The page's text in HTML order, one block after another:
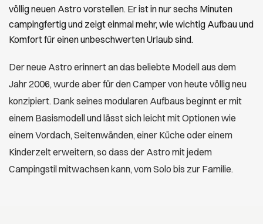
völlig neuen Astro vorstellen. Er ist in nur sechs Minuten
campingfertig und zeigt einmal mehr, wie wichtig Aufbau und
Komfort für einen unbeschwerten Urlaub sind.
Der neue Astro erinnert an das beliebte Modell aus dem
Jahr 2006, wurde aber für den Camper von heute völlig neu
konzipiert. Dank seines modularen Aufbaus beginnt er mit
einem Basismodell und lässt sich leicht mit Optionen wie
einem Vordach, Seitenwänden, einer Küche oder einem
Kinderzelt erweitern, so dass der Astro mit jedem
Campingstil mitwachsen kann, vom Solo bis zur Familie.